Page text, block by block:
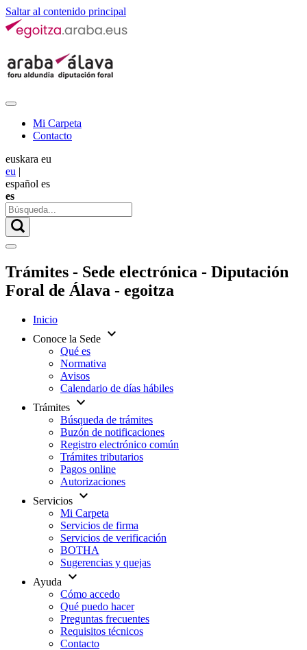
Saltar al contenido principal
Mi Carpeta
Contacto
euskara eu
eu |
español es
es
Trámites - Sede electrónica - Diputación
Foral de Álava - egoitza
Inicio
Conoce la Sede expand_more
Qué es
Normativa
Avisos
Calendario de días hábiles
Trámites expand_more
Búsqueda de trámites
Buzón de notificaciones
Registro electrónico común
Trámites tributarios
Pagos online
Autorizaciones
Servicios expand_more
Mi Carpeta
Servicios de firma
Servicios de verificación
BOTHA
Sugerencias y quejas
Ayuda
expand_more
Cómo accedo
Qué puedo hacer
Preguntas frecuentes
Requisitos técnicos
Contacto